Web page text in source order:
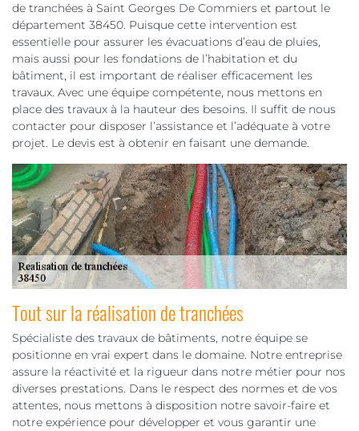
de tranchées à Saint Georges De Commiers et partout le
département 38450. Puisque cette intervention est
essentielle pour assurer les évacuations d’eau de pluies,
mais aussi pour les fondations de l’habitation et du
bâtiment, il est important de réaliser efficacement les
travaux. Avec une équipe compétente, nous mettons en
place des travaux à la hauteur des besoins. Il suffit de nous
contacter pour disposer l’assistance et l’adéquate à votre
projet. Le devis est à obtenir en faisant une demande.
Tout sur la réalisation de tranchées
Spécialiste des travaux de bâtiments, notre équipe se
positionne en vrai expert dans le domaine. Notre entreprise
assure la réactivité et la rigueur dans notre métier pour nos
diverses prestations. Dans le respect des normes et de vos
attentes, nous mettons à disposition notre savoir-faire et
notre expérience pour développer et vous garantir une